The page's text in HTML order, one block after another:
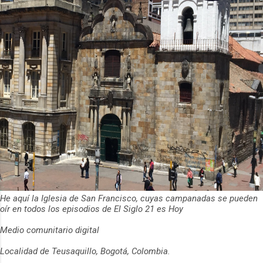
He aquí la Iglesia de San Francisco, cuyas campanadas se pueden
oír en todos los episodios de El Siglo 21 es Hoy
Medio comunitario digital
Localidad de Teusaquillo, Bogotá, Colombia.